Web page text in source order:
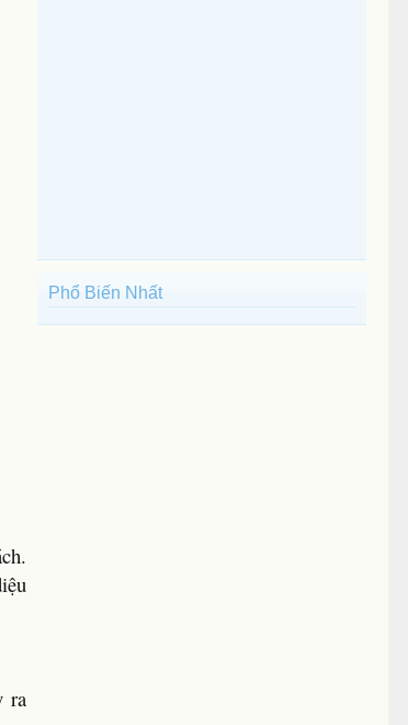
ra
Phổ Biến Nhất